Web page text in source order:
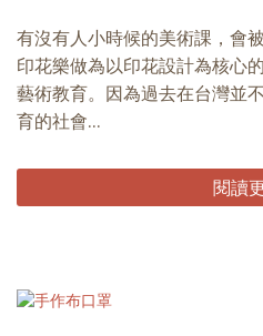
有沒有人小時候的美術課，會
印花樂做為以印花設計為核心
藝術教育。因為過去在台灣並
育的社會...
閱讀